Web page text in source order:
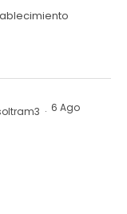
· 6 Ago